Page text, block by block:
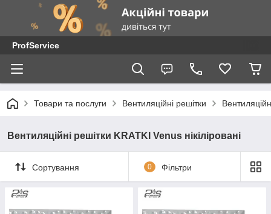
ProfService
Товари та послуги Вентиляційні решітки
Вентиляційні решітки KRATKI Venus нікіліровані
Сортування 0 Фільтри